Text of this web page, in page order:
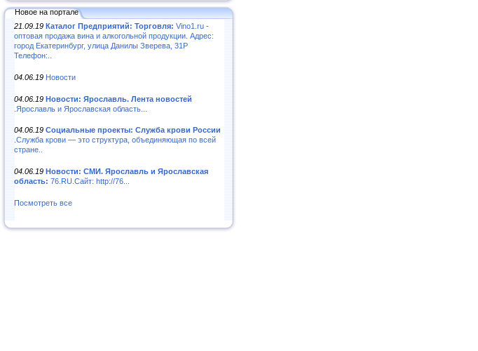
Новое на портале
21.09.19 Каталог Предприятий: Торговля: Vino1.ru -
оптовая продажа вина и алкогольной продукции. Адрес:
город Екатеринбург, улица Данилы Зверева, 31Р
Телефон:..
04.06.19 Новости
04.06.19 Новости: Ярославль. Лента новостей
.Ярославль и Ярославская область...
04.06.19 Социальные проекты: Служба крови России
.Служба крови — это структура, объединяющая по всей
стране..
04.06.19 Новости: СМИ. Ярославль и Ярославская
область: 76.RU.Сайт: http://76...
Посмотреть все